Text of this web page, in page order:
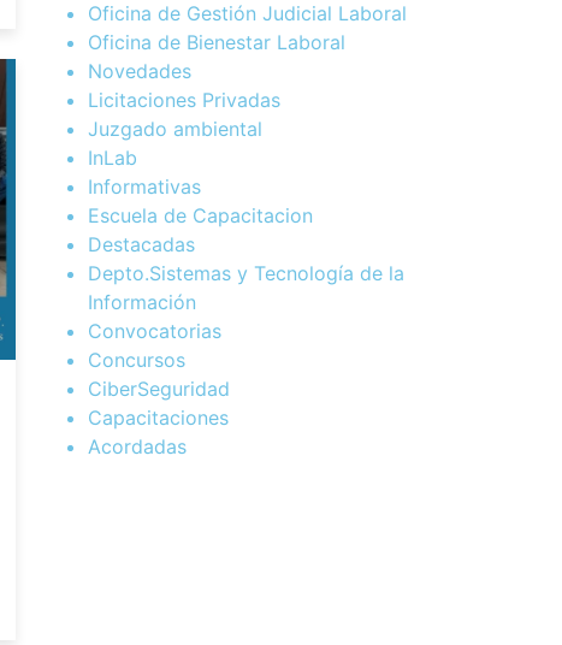
Oficina de Gestión Judicial Laboral
Oficina de Bienestar Laboral
Novedades
Licitaciones Privadas
Juzgado ambiental
InLab
Informativas
Escuela de Capacitacion
Destacadas
Depto.Sistemas y Tecnología de la
Información
Convocatorias
Concursos
CiberSeguridad
Capacitaciones
Acordadas